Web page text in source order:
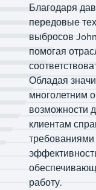
Благодаря
передовые
выбросов
помогая
Обладая
многолетним
возможности
клиентам
работу.